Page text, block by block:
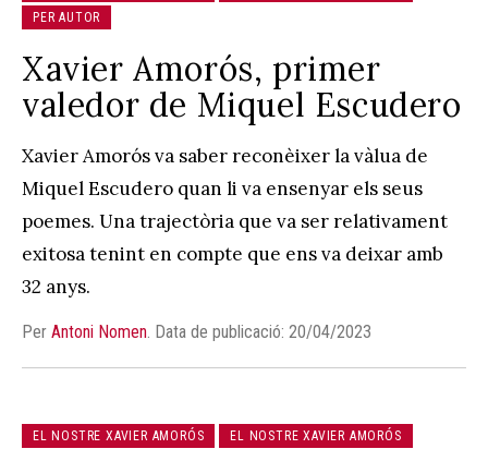
PER AUTOR
Xavier Amorós, primer
valedor de Miquel Escudero
Xavier Amorós va saber reconèixer la vàlua de
Miquel Escudero quan li va ensenyar els seus
poemes. Una trajectòria que va ser relativament
exitosa tenint en compte que ens va deixar amb
32 anys.
Per Antoni Nomen. Data de publicació: 20/04/2023
EL NOSTRE XAVIER AMORÓS EL NOSTRE XAVIER AMORÓS